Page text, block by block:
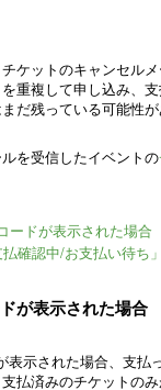
ケットのキャンセル
重複して申し込み、
だ残っている可能性が
を受信したイベントの
ードが表示された場合
確認中/お支払い待ち
が表示された場合
表示された場合、支払
払済みのチケットのみ